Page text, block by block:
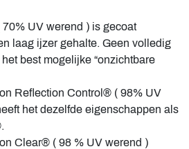
UV werend ) is gecoat
laag ijzer gehalte. Geen volledig
best mogelijke “onzichtbare
Reflection Control® ( 98% UV
het dezelfde eigenschappen als
Clear® ( 98 % UV werend )